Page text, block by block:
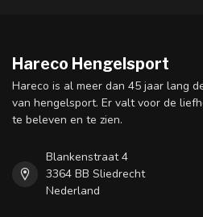
Hareco Hengelsport
Hareco is al meer dan 45 jaar lang
van hengelsport. Er valt voor de
te beleven en te zien.
Blankenstraat 4
3364 BB Sliedrecht
Nederland